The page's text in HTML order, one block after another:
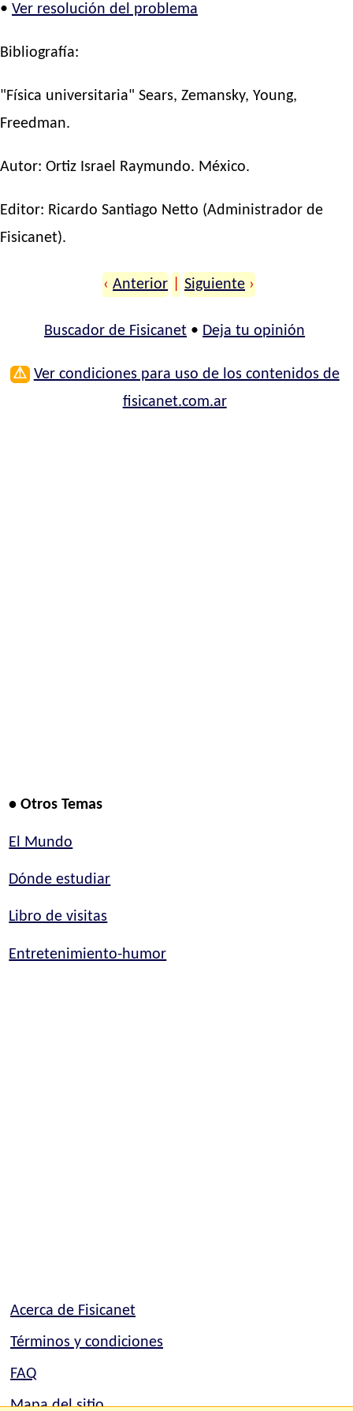
• Ver resolución del problema
Bibliografía:
"Física universitaria" Sears, Zemansky, Young,
Freedman.
Autor: Ortiz Israel Raymundo. México.
Editor: Ricardo Santiago Netto (Administrador de
Fisicanet).
‹ Anterior Siguiente ›
Buscador de Fisicanet • Deja tu opinión
⚠ Ver condiciones para uso de los contenidos de
fisicanet.com.ar
• Otros Temas
El Mundo
Dónde estudiar
Libro de visitas
Entretenimiento-humor
Acerca de Fisicanet
Términos y condiciones
FAQ
Mapa del sitio